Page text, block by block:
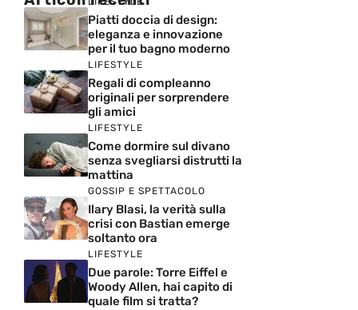
Piatti doccia di design:
eleganza e innovazione
per il tuo bagno moderno
LIFESTYLE
Regali di compleanno
originali per sorprendere
gli amici
LIFESTYLE
Come dormire sul divano
senza svegliarsi distrutti la
mattina
GOSSIP E SPETTACOLO
Ilary Blasi, la verità sulla
crisi con Bastian emerge
soltanto ora
LIFESTYLE
Due parole: Torre Eiffel e
Woody Allen, hai capito di
quale film si tratta?